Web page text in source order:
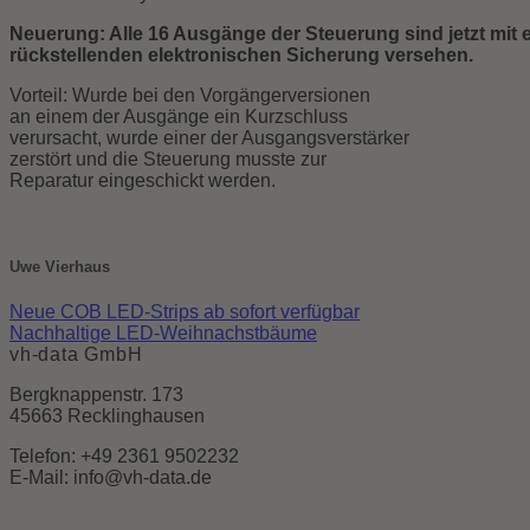
Neuerung: A lle 16 Ausgänge der Steuerung sind jetzt mit
rückstellenden elektronischen Sicherung versehen.
Vorteil: Wurde bei den Vorgängerversionen
an einem der Ausgänge ein Kurzschluss
verursacht, wurde einer der Ausgangsverstärker
zerstört und die Steuerung musste zur
Reparatur eingeschickt werden.
Uwe Vierhaus
Neue COB LED-Strips ab sofort verfügbar
Nachhaltige LED-Weihnachstbäume
vh-data GmbH
Bergknappenstr. 173
45663 Recklinghausen
Telefon: +49 2361 9502232
E-Mail: info@vh-data.de